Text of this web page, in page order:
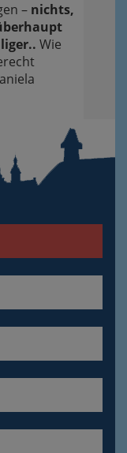
– nichts,
Wie